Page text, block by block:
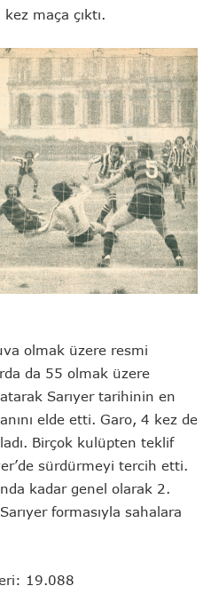
maça çıktı.
olmak üzere resmi
da 55 olmak üzere
Sarıyer tarihinin en
elde etti. Garo, 4 kez de
Birçok kulüpten teklif
sürdürmeyi tercih etti.
kadar genel olarak 2.
formasıyla sahalara
19.088